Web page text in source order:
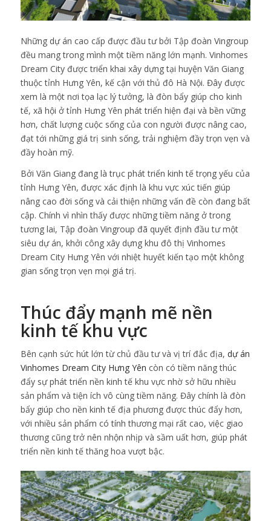
Những dự án cao cấp được đầu tư bởi Tập đoàn Vingroup
đều mang trong mình một tiềm năng lớn mạnh. Vinhomes
Dream City được triển khai xây dựng tại huyện Văn Giang
thuộc tỉnh Hưng Yên, kế cận với thủ đô Hà Nội. Đây được
xem là một nơi tọa lạc lý tưởng, là đòn bẩy giúp cho kinh
tế, xã hội ở tỉnh Hưng Yên phát triển hiện đại và bền vững
hơn, chất lượng cuộc sống của con người được nâng cao,
đạt tới những giá trị sinh sống, trải nghiệm đầy trọn vẹn và
đầy hoàn mỹ.
Bởi Văn Giang đang là trục phát triển kinh tế trọng yếu của
tỉnh Hưng Yên, được xác định là khu vực xúc tiến giúp
nâng cao đời sống và cải thiện những vấn đề còn đang bất
cập. Chính vì nhìn thấy được những tiềm năng ở trong
tương lai, Tập đoàn Vingroup đã quyết định đầu tư một
siêu dự án, khởi công xây dựng khu đô thị Vinhomes
Dream City Hưng Yên với nhiệt huyết kiến tạo một không
gian sống trọn vẹn mọi giá trị.
Thúc đẩy mạnh mẽ nền
kinh tế khu vực
Bên cạnh sức hút lớn từ chủ đầu tư và vị trí đắc địa, dự án
Vinhomes Dream City Hưng Yên còn có tiềm năng thúc
đẩy sự phát triển nền kinh tế khu vực nhờ sở hữu nhiều
sản phẩm và tiện ích vô cùng tiềm năng. Đây chính là đòn
bẩy giúp cho nền kinh tế địa phương được thúc đẩy hơn,
với nhiều sản phẩm có tính thương mại rất cao, việc giao
thương cũng trở nên nhộn nhịp và sầm uất hơn, giúp phát
triển nền kinh tế thăng hoa vượt bậc.